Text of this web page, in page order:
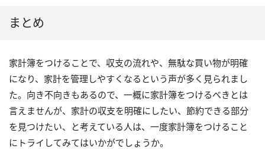
まとめ
家計簿をつけることで、収支の流れや、無駄な買い物が明確
になり、家計を管理しやすくなるという声が多く見られまし
た。向き不向きもあるので、一概に家計簿をつけるべきとは
言えませんが、家計の収支を明確にしたい、節約できる部分
を見つけたい、と考えている人は、一度家計簿をつけること
にトライしてみてはいかがでしょうか。